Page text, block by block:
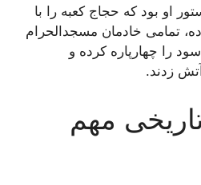
او بود که حجاج کعبه را با
تمامی خادمان مسجدالحرام
را چهارپاره کرده و
زدند.
مهم